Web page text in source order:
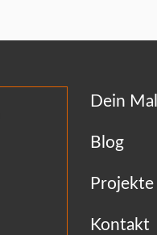
Dein
Blog
Projekte
Kontakt